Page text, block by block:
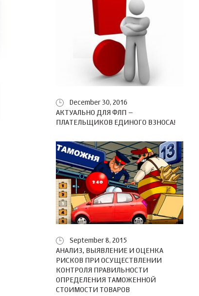
December 30, 2016
АКТУАЛЬНО ДЛЯ ФЛП –
ПЛАТЕЛЬЩИКОВ ЕДИНОГО ВЗНОСА!
September 8, 2015
АНАЛИЗ, ВЫЯВЛЕНИЕ И ОЦЕНКА
РИСКОВ ПРИ ОСУЩЕСТВЛЕНИИ
КОНТРОЛЯ ПРАВИЛЬНОСТИ
ОПРЕДЕЛЕНИЯ ТАМОЖЕННОЙ
СТОИМОСТИ ТОВАРОВ